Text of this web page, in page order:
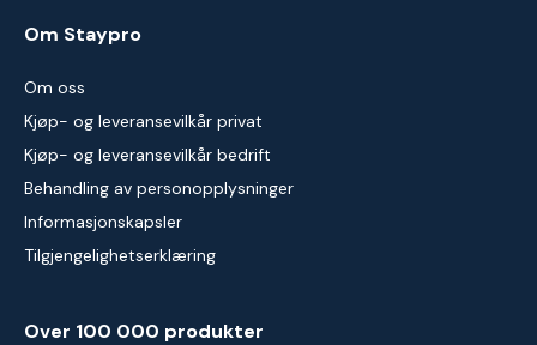
Om Staypro
Om oss
Kjøp- og leveransevilkår privat
Kjøp- og leveransevilkår bedrift
Behandling av personopplysninger
Informasjonskapsler
Tilgjengelighetserklæring
Over 100 000 produkter